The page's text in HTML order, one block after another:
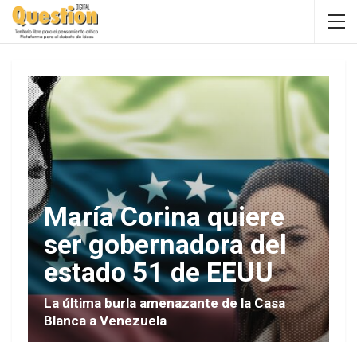
María Corina quiere
ser gobernadora del
estado 51 de EEUU
La última burla amenazante de la Casa
Blanca a Venezuela